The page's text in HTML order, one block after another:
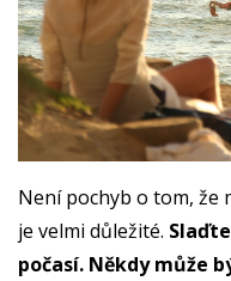
Není pochyb o tom, že
je velmi důležité.
počasí. Někdy může